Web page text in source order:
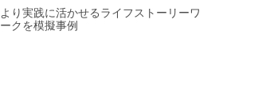
より実践に活かせるライフストーリーワ
ークを模擬事例